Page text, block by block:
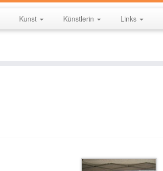
Kunst Künstlerin Links